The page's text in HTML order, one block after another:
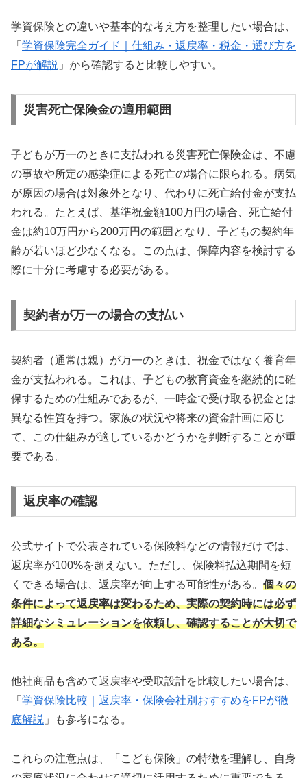
学資保険との違いや基本的な考え方を整理したい場合は、
「 学資保険完全ガイド｜仕組み・返戻率・税金・選び方を
FPが解説 」から確認すると比較しやすい。
災害死亡保険金の適用範囲
子どもが万一のときに支払われる災害死亡保険金は、不慮
の事故や所定の感染症による死亡の場合に限られる。病気
が原因の場合は対象外となり、代わりに死亡給付金が支払
われる。たとえば、基準祝金額100万円の場合、死亡給付
金は約10万円から200万円の範囲となり、子どもの契約年
齢が若いほど少なくなる。この点は、保障内容を検討する
際に十分に考慮する必要がある。
契約者が万一の場合の支払い
契約者（通常は親）が万一のときは、祝金ではなく養育年
金が支払われる。これは、子どもの教育資金を継続的に確
保するための仕組みであるが、一時金で受け取る祝金とは
異なる性質を持つ。家族の状況や将来の資金計画に応じ
て、この仕組みが適しているかどうかを判断することが重
要である。
返戻率の確認
公式サイトで公表されている保険料などの情報だけでは、
返戻率が100%を超えない。ただし、保険料払込期間を短
くできる場合は、返戻率が向上する可能性がある。 個々の
条件によって返戻率は変わるため、実際の契約時には必ず
詳細なシミュレーションを依頼し、確認することが大切で
ある。
他社商品も含めて返戻率や受取設計を比較したい場合は、
「 学資保険比較｜返戻率・保険会社別おすすめをFPが徹
底解説 」も参考になる。
これらの注意点は、「こども保険」の特徴を理解し、自身